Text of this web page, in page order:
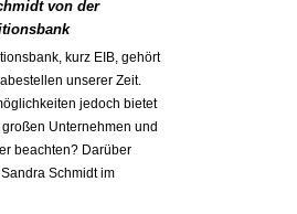
von der
kurz EIB, gehört
unserer Zeit.
jedoch bietet
Unternehmen und
beachten? Darüber
Schmidt im